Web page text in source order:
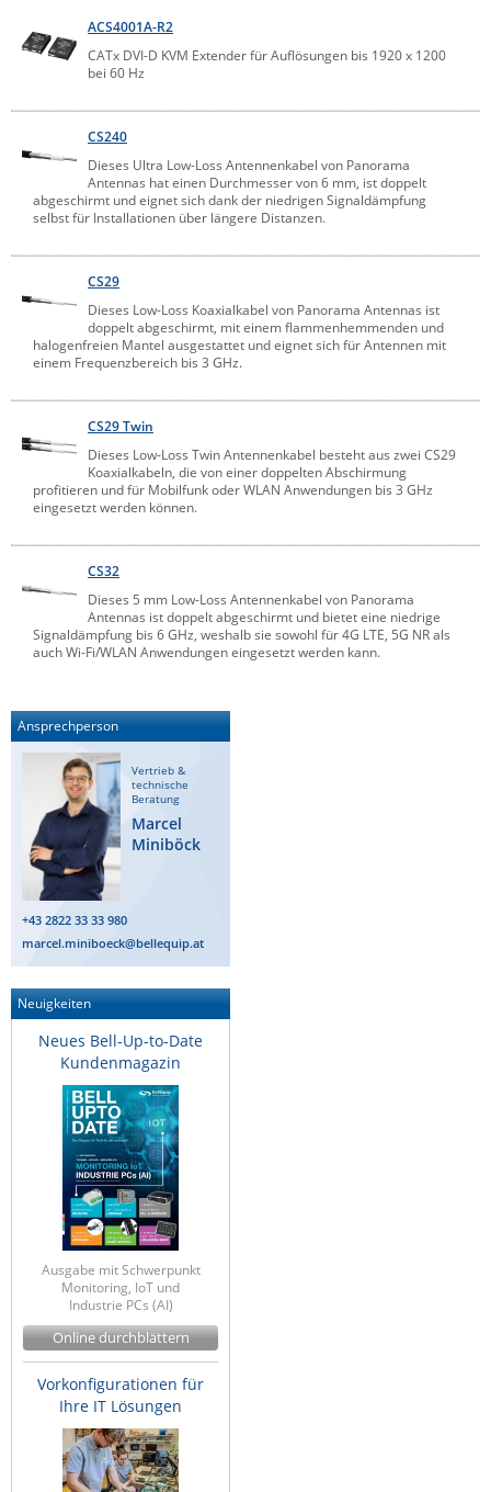
ACS4001A-R2
CATx DVI-D KVM Extender für Auflösungen bis 1920 x 1200
bei 60 Hz
CS240
Dieses Ultra Low-Loss Antennenkabel von Panorama
Antennas hat einen Durchmesser von 6 mm, ist doppelt
abgeschirmt und eignet sich dank der niedrigen Signaldämpfung
selbst für Installationen über längere Distanzen.
CS29
Dieses Low-Loss Koaxialkabel von Panorama Antennas ist
doppelt abgeschirmt, mit einem flammenhemmenden und
halogenfreien Mantel ausgestattet und eignet sich für Antennen mit
einem Frequenzbereich bis 3 GHz.
CS29 Twin
Dieses Low-Loss Twin Antennenkabel besteht aus zwei CS29
Koaxialkabeln, die von einer doppelten Abschirmung
profitieren und für Mobilfunk oder WLAN Anwendungen bis 3 GHz
eingesetzt werden können.
CS32
Dieses 5 mm Low-Loss Antennenkabel von Panorama
Antennas ist doppelt abgeschirmt und bietet eine niedrige
Signaldämpfung bis 6 GHz, weshalb sie sowohl für 4G LTE, 5G NR als
auch Wi-Fi/WLAN Anwendungen eingesetzt werden kann.
Ansprechperson
Vertrieb &
technische
Beratung
Marcel
Miniböck
+43 2822 33 33 980
marcel.miniboeck@bellequip.at
Neuigkeiten
Neues Bell-Up-to-Date
Kundenmagazin
Ausgabe mit Schwerpunkt
Monitoring, IoT und
Industrie PCs (AI)
Online durchblättern
Vorkonfigurationen für
Ihre IT Lösungen